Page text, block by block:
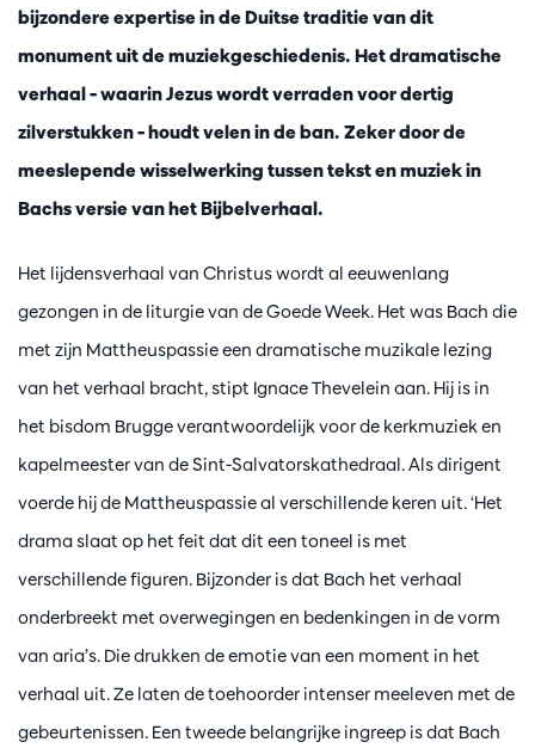
bijzondere expertise in de Duitse traditie van dit
monument uit de muziekgeschiedenis. Het dramatische
verhaal – waarin Jezus wordt verraden voor dertig
zilverstukken – houdt velen in de ban. Zeker door de
meeslepende wisselwerking tussen tekst en muziek in
Bachs versie van het Bijbelverhaal.
Het lijdensverhaal van Christus wordt al eeuwenlang
gezongen in de liturgie van de Goede Week. Het was Bach die
met zijn Mattheuspassie een dramatische muzikale lezing
van het verhaal bracht, stipt Ignace Thevelein aan. Hij is in
het bisdom Brugge verantwoordelijk voor de kerkmuziek en
kapelmeester van de Sint-Salvatorskathedraal. Als dirigent
voerde hij de Mattheuspassie al verschillende keren uit. ‘Het
drama slaat op het feit dat dit een toneel is met
verschillende figuren. Bijzonder is dat Bach het verhaal
onderbreekt met overwegingen en bedenkingen in de vorm
van aria’s. Die drukken de emotie van een moment in het
verhaal uit. Ze laten de toehoorder intenser meeleven met de
gebeurtenissen. Een tweede belangrijke ingreep is dat Bach